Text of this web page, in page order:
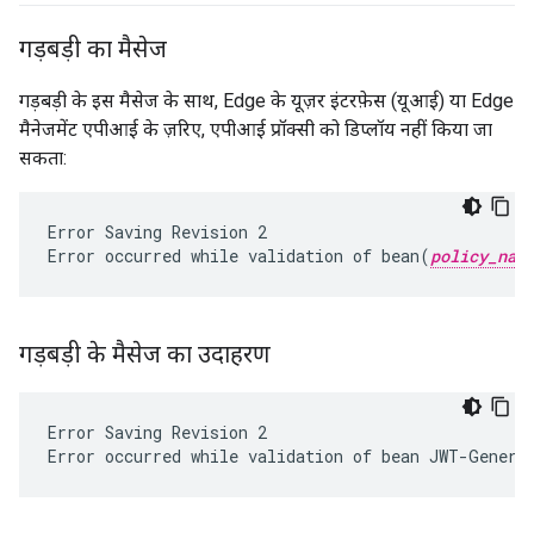
गड़बड़ी का मैसेज
गड़बड़ी के इस मैसेज के साथ, Edge के यूज़र इंटरफ़ेस (यूआई) या Edge
मैनेजमेंट एपीआई के ज़रिए, एपीआई प्रॉक्सी को डिप्लॉय नहीं किया जा
सकता:
Error Saving Revision 2
Error occurred while validation of bean(policy_name
गड़बड़ी के मैसेज का उदाहरण
Error Saving Revision 2
Error occurred while validation of bean JWT-